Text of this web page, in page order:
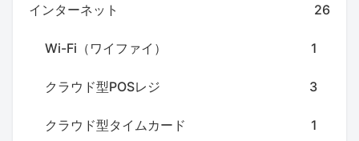
インターネット 26
Wi-Fi（ワイファイ） 1
クラウド型POSレジ 3
クラウド型タイムカード 1